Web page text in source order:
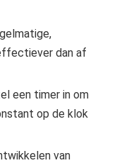
dan af
een timer in om
op de klok
van